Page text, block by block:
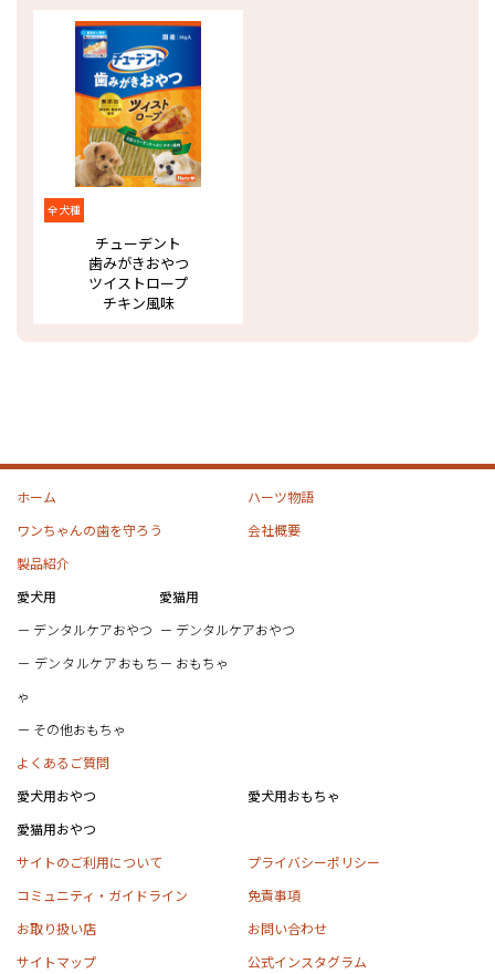
全犬種
チューデント
歯みがきおやつ
ツイストロープ
チキン風味
ホーム
ハーツ物語
ワンちゃんの歯を守ろう
会社概要
製品紹介
愛犬用
デンタルケアおやつ
デンタルケアおもち
ゃ
その他おもちゃ
愛猫用
デンタルケアおやつ
おもちゃ
よくあるご質問
愛犬用おやつ
愛犬用おもちゃ
愛猫用おやつ
サイトのご利用について
プライバシーポリシー
コミュニティ・ガイドライン
免責事項
お取り扱い店
お問い合わせ
サイトマップ
公式インスタグラム